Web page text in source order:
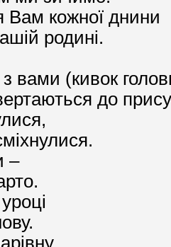
Вам кожної днини
родині.
вами (кивок
до
–